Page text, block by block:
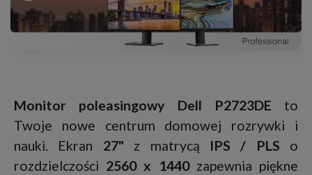
Monitor poleasingowy Dell P2723DE to
Twoje nowe centrum domowej rozrywki i
nauki. Ekran 27" z matrycą IPS / PLS o
rozdzielczości 2560 x 1440zapewnia piękne